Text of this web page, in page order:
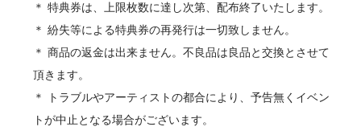
＊ 特典券は、上限枚数に達し次第、配布終了いたします。
＊ 紛失等による特典券の再発行は一切致しません。
＊ 商品の返金は出来ません。不良品は良品と交換とさせて
頂きます。
＊ トラブルやアーティストの都合により、予告無くイベン
トが中止となる場合がございます。